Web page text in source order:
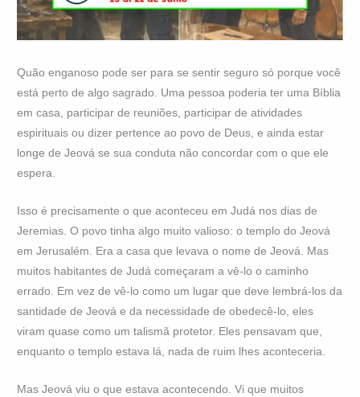
Quão enganoso pode ser para se sentir seguro só porque você
está perto de algo sagrado. Uma pessoa poderia ter uma Bíblia
em casa, participar de reuniões, participar de atividades
espirituais ou dizer pertence ao povo de Deus, e ainda estar
longe de Jeová se sua conduta não concordar com o que ele
espera.
Isso é precisamente o que aconteceu em Judá nos dias de
Jeremias. O povo tinha algo muito valioso: o templo do Jeová
em Jerusalém. Era a casa que levava o nome de Jeová. Mas
muitos habitantes de Judá começaram a vê-lo o caminho
errado. Em vez de vê-lo como um lugar que deve lembrá-los da
santidade de Jeová e da necessidade de obedecê-lo, eles
viram quase como um talismã protetor. Eles pensavam que,
enquanto o templo estava lá, nada de ruim lhes aconteceria.
Mas Jeová viu o que estava acontecendo. Vi que muitos